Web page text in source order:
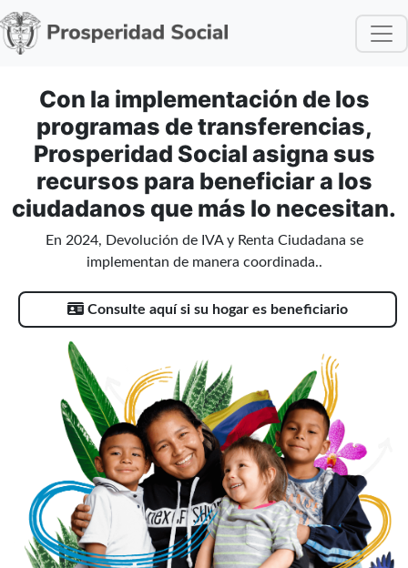
Con la implementación de los
programas de transferencias,
Prosperidad Social asigna sus
recursos para beneficiar a los
ciudadanos que más lo necesitan.
En 2024, Devolución de IVA y Renta Ciudadana se
implementan de manera coordinada..
Consulte aquí si su hogar es beneficiario